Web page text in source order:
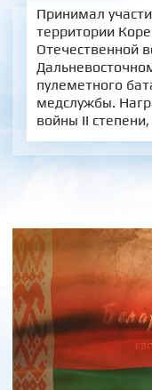
Принимал
территории
Отечественной
пулеметного
медслужбы.
войны II